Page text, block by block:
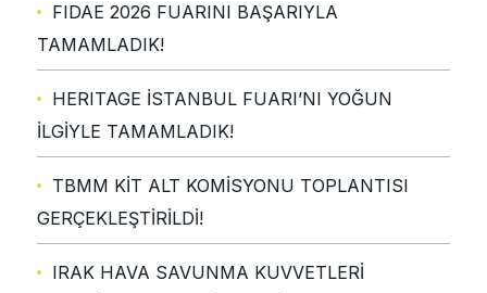
FIDAE 2026 FUARINI BAŞARIYLA
TAMAMLADIK!
HERITAGE İSTANBUL FUARI’NI YOĞUN
İLGİYLE TAMAMLADIK!
TBMM KİT ALT KOMİSYONU TOPLANTISI
GERÇEKLEŞTİRİLDİ!
IRAK HAVA SAVUNMA KUVVETLERİ